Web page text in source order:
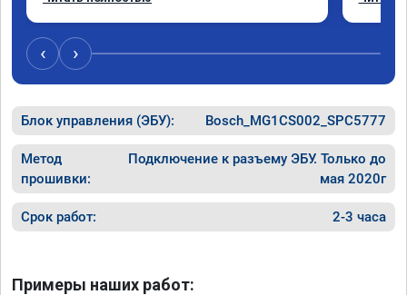
акселератора сократился.
Расход топлива не увеличился.
Получил что хотел. Рекомендую.
‹ ›
Блок управления (ЭБУ): Bosch_MG1CS002_SPC5777
Метод
прошивки:
Подключение к разъему ЭБУ. Только до
мая 2020г
Срок работ: 2-3 часа
Примеры наших работ: